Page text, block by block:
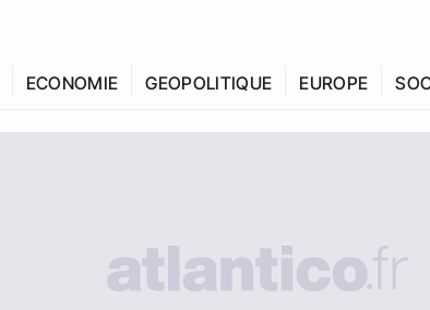
ECONOMIE GEOPOLITIQUE EUROPE